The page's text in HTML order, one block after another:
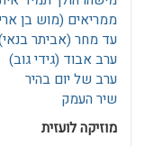
ממריאים (מוש בן
עד מחר (אביתר
ערב אבוד (גידי גוב)
ערב של יום בהיר
שיר העמק
מוזיקה לועזית